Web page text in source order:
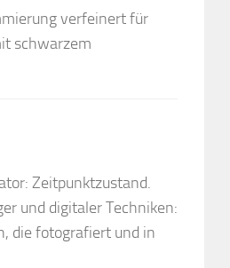
verfeinert für
schwarzem
Zeitpunktzustand.
und digitaler Techniken:
die fotografiert und in